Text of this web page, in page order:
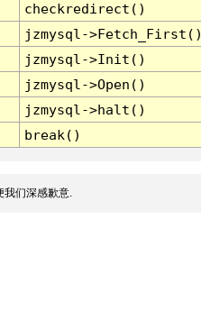
checkredirect()
jzmysql-
jzmysql->Init()
jzmysql->Open()
jzmysql->halt()
break()
我们深感歉意.